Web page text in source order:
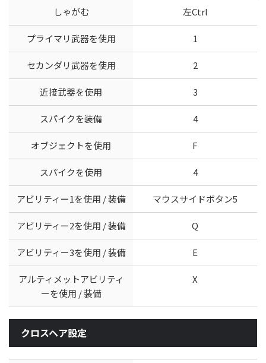
しゃがむ 左Ctrl
プライマリ武器を使用 1
セカンダリ武器を使用 2
近接武器を使用 3
スパイクを装備 4
オブジェクトを使用 F
スパイクを使用 4
アビリティー1を使用 / 装備 マウスサイドボタン5
アビリティー2を使用 / 装備 Q
アビリティー3を使用 / 装備 E
アルティメットアビリティ
ーを使用 / 装備
X
クロスヘア設定